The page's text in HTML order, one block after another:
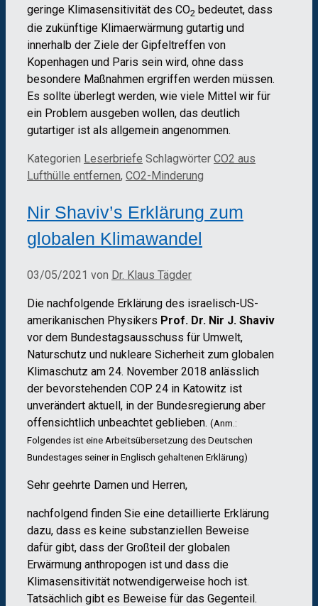
geringe Klimasensitivität des CO2 bedeutet, dass
die zukünftige Klimaerwärmung gutartig und
innerhalb der Ziele der Gipfeltreffen von
Kopenhagen und Paris sein wird, ohne dass
besondere Maßnahmen ergriffen werden müssen.
Es sollte überlegt werden, wie viele Mittel wir für
ein Problem ausgeben wollen, das deutlich
gutartiger ist als allgemein angenommen.
Kategorien Leserbriefe Schlagwörter CO2 aus
Lufthülle entfernen, CO2-Minderung
Nir Shaviv’s Erklärung zum
globalen Klimawandel
03/05/2021 von Dr. Klaus Tägder
Die nachfolgende Erklärung des israelisch-US-
amerikanischen Physikers Prof. Dr. Nir J. Shaviv
vor dem Bundestagsausschuss für Umwelt,
Naturschutz und nukleare Sicherheit zum globalen
Klimaschutz am 24. November 2018 anlässlich
der bevorstehenden COP 24 in Katowitz ist
unverändert aktuell, in der Bundesregierung aber
offensichtlich unbeachtet geblieben. (Anm.:
Folgendes ist eine Arbeitsübersetzung des Deutschen
Bundestages seiner in Englisch gehaltenen Erklärung)
Sehr geehrte Damen und Herren,
nachfolgend finden Sie eine detaillierte Erklärung
dazu, dass es keine substanziellen Beweise
dafür gibt, dass der Großteil der globalen
Erwärmung anthropogen ist und dass die
Klimasensitivität notwendigerweise hoch ist.
Tatsächlich gibt es Beweise für das Gegenteil.